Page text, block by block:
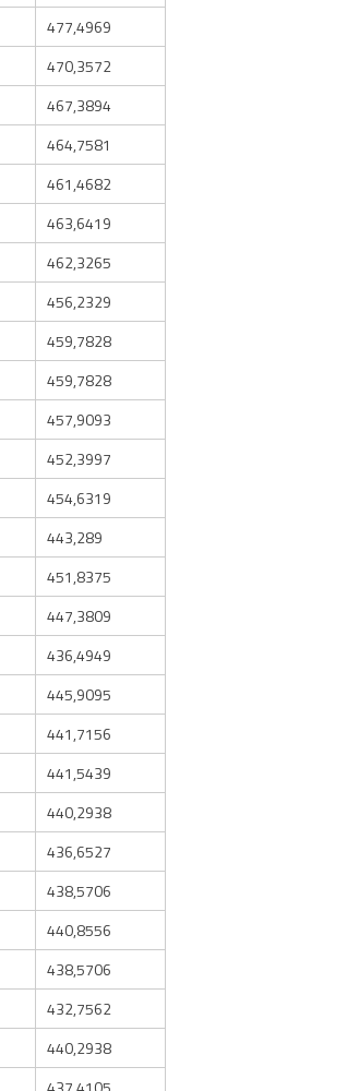
477,4969
470,3572
467,3894
464,7581
461,4682
463,6419
462,3265
456,2329
459,7828
459,7828
457,9093
452,3997
454,6319
443,289
451,8375
447,3809
436,4949
445,9095
441,7156
441,5439
440,2938
436,6527
438,5706
440,8556
438,5706
432,7562
440,2938